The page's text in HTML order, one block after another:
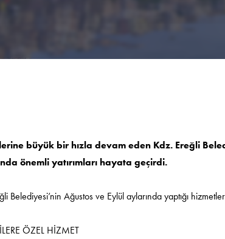
büyük bir hızla devam eden Kdz. Ereğli
önemli yatırımları hayata geçirdi.
Belediyesi’nin Ağustos ve Eylül aylarında yaptığı
ÖZEL HİZMET